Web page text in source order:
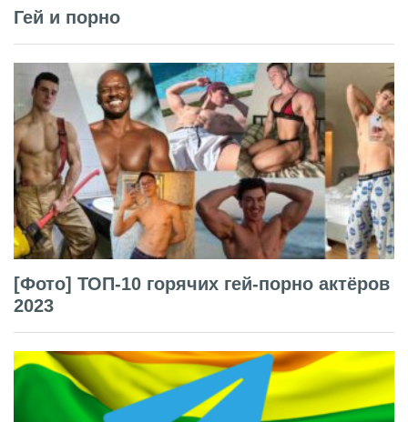
Гей и порно
[Фото] ТОП-10 горячих гей-порно актёров
2023